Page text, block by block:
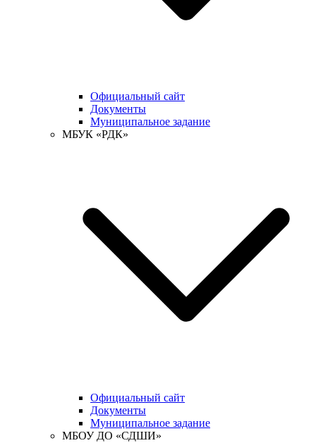
Официальный сайт
Документы
Муниципальное задание
МБУК «РДК»
Официальный сайт
Документы
Муниципальное задание
МБОУ ДО «СДШИ»